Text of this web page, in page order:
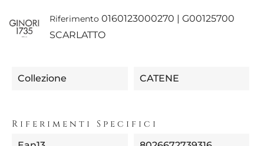
Riferimento 0160123000270 | G00125700
SCARLATTO
Collezione CATENE
Riferimenti Specifici